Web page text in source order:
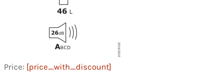
Price: [price_with_discount]